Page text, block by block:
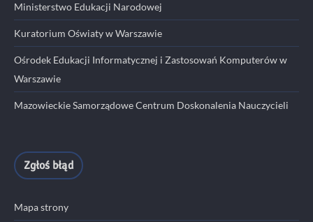
Ministerstwo Edukacji Narodowej
Kuratorium Oświaty w Warszawie
Ośrodek Edukacji Informatycznej i Zastosowań Komputerów w
Warszawie
Mazowieckie Samorządowe Centrum Doskonalenia Nauczycieli
Zgłoś błąd
Mapa strony